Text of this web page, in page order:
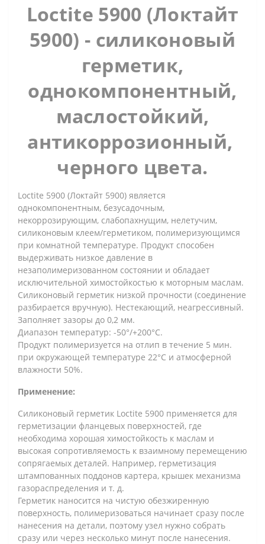
Loctite 5900 (Локтайт
5900) - силиконовый
герметик,
однокомпонентный,
маслостойкий,
антикоррозионный,
черного цвета.
Loctite 5900 (Локтайт 5900) является
однокомпонентным, безусадочным,
некоррозирующим, слабопахнущим, нелетучим,
силиконовым клеем/герметиком, полимеризующимся
при комнатной температуре. Продукт способен
выдерживать низкое давление в
незаполимеризованном состоянии и обладает
исключительной химостойкостью к моторным маслам.
Силиконовый герметик низкой прочности (соединение
разбирается вручную). Нестекающий, неагрессивный.
Заполняет зазоры до 0,2 мм.
Диапазон температур: -50°/+200°С.
Продукт полимеризуется на отлип в течение 5 мин.
при окружающей температуре 22°C и атмосферной
влажности 50%.
Применение:
Силиконовый герметик Loctite 5900 применяется для
герметизации фланцевых поверхностей, где
необходима хорошая химостойкость к маслам и
высокая сопротивляемость к взаимному перемещению
сопрягаемых деталей. Например, герметизация
штампованных поддонов картера, крышек механизма
газораспределения и т. д.
Герметик наносится на чистую обезжиренную
поверхность, полимеризоваться начинает сразу после
нанесения на детали, поэтому узел нужно собрать
сразу или через несколько минут после нанесения.